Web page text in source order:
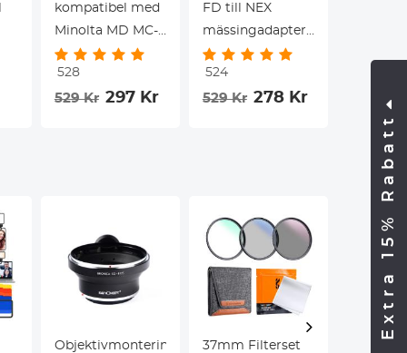
kompatibel med
Minolta MD MC-
objektiv till NEX
E-
monteringskamerahus,
528
529 Kr 297 Kr
FD till NEX
mässingadapter,
kompatibel med
Canon FD FL-
objektiv till NEX
524
529 Kr 278 Kr
Objektivmonteringsadapter37mm Filterset
Extra 15% Rabatt